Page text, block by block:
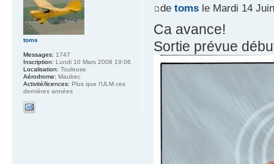
de tomsle Mardi 14
Ca avance!
Sortie prévue
toms
Messages: 1747
Inscription: Lundi 10 Mars 2008 19:06
Localisation: Toulouse
Aérodrome: Maubec
Activité/licences: Plus que l'ULM ces
dernières années